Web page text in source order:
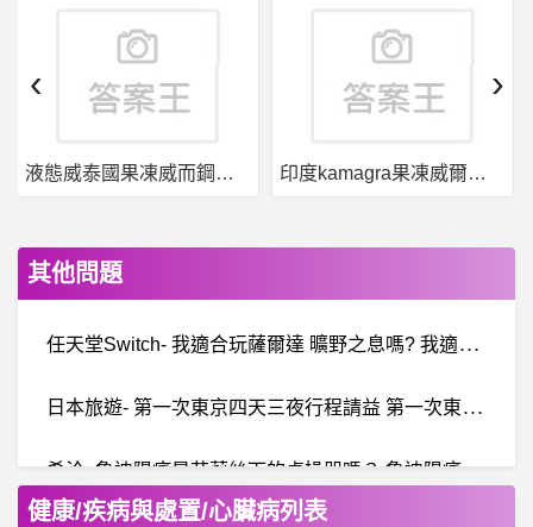
液態威泰國果凍威而鋼哪裡買 印度kamagra果凍威爾剛用於治療男性勃起功能障礙
‹ ›
其他問題
任
天堂Switch- 我適合玩薩爾達 曠野之息嗎? 我適合玩薩爾達 曠野之息嗎?
日
本旅遊- 第一次東京四天三夜行程請益 第一次東京四天三夜行程請益
希
洽- 魯迪陽痿是艾莉絲下的貞操咒嗎？ 魯迪陽痿是艾莉絲下的貞操咒嗎？
健康/疾病與處置/心臟病列表